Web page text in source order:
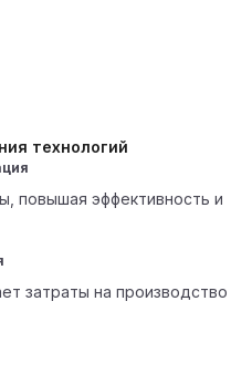
технологий
повышая эффективность и
затраты на производство